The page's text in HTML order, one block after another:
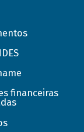
financeiras